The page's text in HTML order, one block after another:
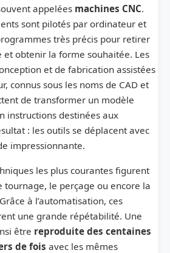
appelées machines CNC.
sont pilotés par ordinateur et
très précis pour retirer
et obtenir la forme souhaitée. Les
et de fabrication assistées
connus sous les noms de CAD et
de transformer un modèle
instructions destinées aux
: les outils se déplacent avec
impressionnante.
les plus courantes figurent
tournage, le perçage ou encore la
à l’automatisation, ces
une grande répétabilité. Une
être reproduite des centaines
de fois avec les mêmes